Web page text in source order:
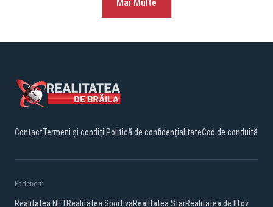
Mai Multe
ContactTermeni și condițiiPolitică de confidențialitateCod de conduită
Parteneri:
Realitatea.NETRealitatea SportivaRealitatea StarRealitatea de Ilfov